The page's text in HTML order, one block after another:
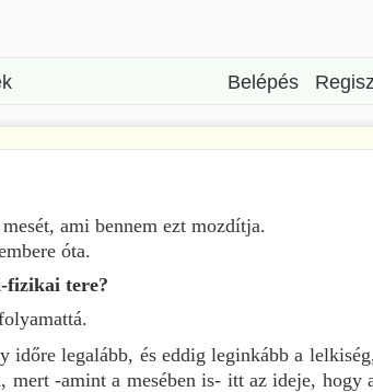
Belépés
ami bennem ezt mozdítja.
óta.
fizikai tere?
időre legalább, és eddig leginkább a
mert -amint a mesében is- itt az ideje, hogy